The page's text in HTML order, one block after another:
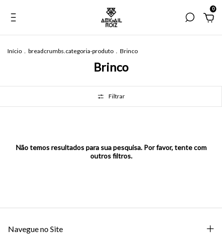
0
Início . breadcrumbs.categoria-produto . Brinco
Brinco
Filtrar
Não temos resultados para sua pesquisa. Por favor, tente com
outros filtros.
Navegue no Site